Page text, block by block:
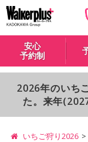
安心
予約制
2026年のいち
た。来年
いちご狩り2026